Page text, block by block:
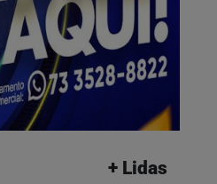
+ Lidas